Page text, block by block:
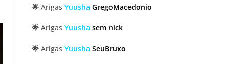
🌟 Arigas Yuusha GregoMacedonio
🌟 Arigas Yuusha sem nick
🌟 Arigas Yuusha SeuBruxo